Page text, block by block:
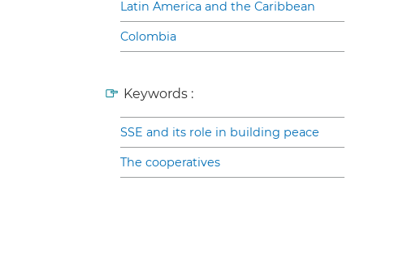
Latin America and the Caribbean
Colombia
Keywords :
SSE and its role in building peace
The cooperatives